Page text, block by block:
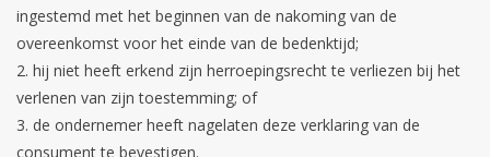
ingestemd met het beginnen van de nakoming van de
overeenkomst voor het einde van de bedenktijd;
hij niet heeft erkend zijn herroepingsrecht te verliezen bij het
verlenen van zijn toestemming; of
de ondernemer heeft nagelaten deze verklaring van de
consument te bevestigen.